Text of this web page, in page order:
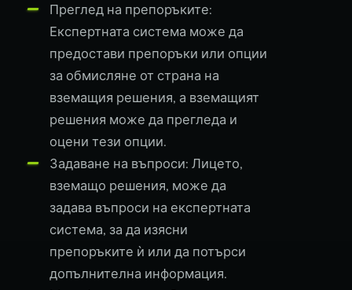
Преглед на препоръките:
Експертната система може да
предостави препоръки или опции
за обмисляне от страна на
вземащия решения, а вземащият
решения може да прегледа и
оцени тези опции.
Задаване на въпроси: Лицето,
вземащо решения, може да
задава въпроси на експертната
система, за да изясни
препоръките ѝ или да потърси
допълнителна информация.